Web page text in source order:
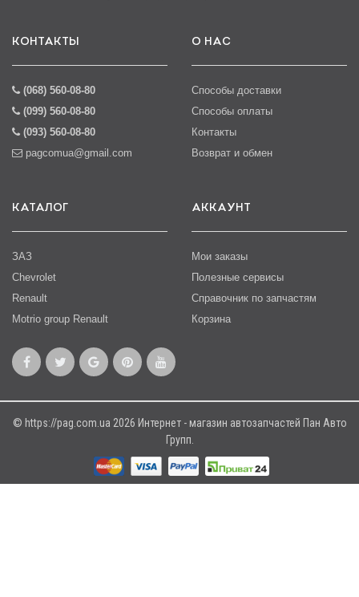
КОНТАКТЫ
(068) 560-08-80
(099) 560-08-80
(093) 560-08-80
pagcomua@gmail.com
О НАС
Способы доставки
Способы оплаты
Контакты
Возврат и обмен
КАТАЛОГ
ЗАЗ
Chevrolet
Renault
Motrio group Renault
АККАУНТ
Мои заказы
Полезные сервисы
Справочник по запчастям
Корзина
© https://pag.com.ua 2026 Интернет - магазин автозапчастей Пан Авто
Групп.